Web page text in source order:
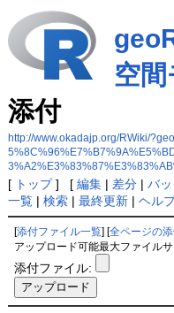
空
添付
http://www.okadajp.org/RWiki/
[ トップ] [ 編集| 差分| バ
一覧| 検索| 最終更新| ヘル
[添付ファイル一覧 ] [全ページの
アップロード可能最大ファイル
添付ファイル: